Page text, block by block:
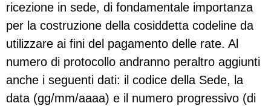
ricezione in sede, di fondamentale importanza
per la costruzione della cosiddetta codeline da
utilizzare ai fini del pagamento delle rate. Al
numero di protocollo andranno peraltro aggiunti
anche i seguenti dati: il codice della Sede, la
data (gg/mm/aaaa) e il numero progressivo (di